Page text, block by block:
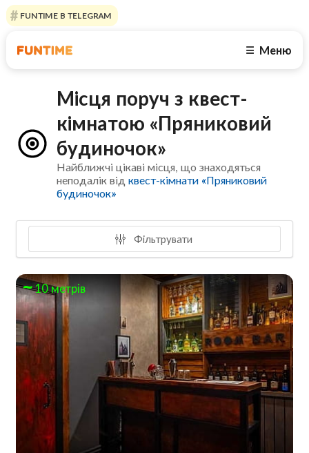
FUNTIME В TELEGRAM
☰ Меню
Місця поруч з квест-
кімнатою «Пряниковий
будиночок»
Найближчі цікаві місця, що знаходяться
неподалік відквест-кімнати «Пряниковий
будиночок»
Фільтрувати
10 метрів